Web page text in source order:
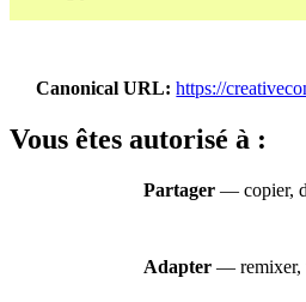
Canonical URL https://
Vous êtes autorisé à :
Partager — copier,
Adapter — remixer,